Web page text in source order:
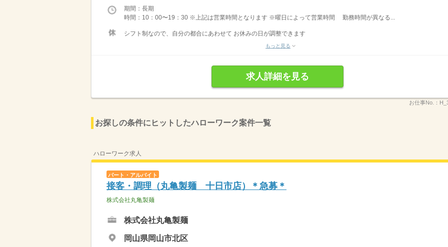
期間：長期
時間：10：00〜19：30 ※上記は営業時間となります ※曜日によって営業時間 勤務時間が異なる...
シフト制なので、自分の都合にあわせて お休みの日が調整できます
もっと見る
求人詳細を見る
お仕事No.：
お探しの条件にヒットしたハローワーク案件一覧
ハローワーク求人
パート・アルバイト
接客・調理（丸亀製麺 十日市店）＊急募＊
株式会社丸亀製麺
株式会社丸亀製麺
岡山県岡山市北区